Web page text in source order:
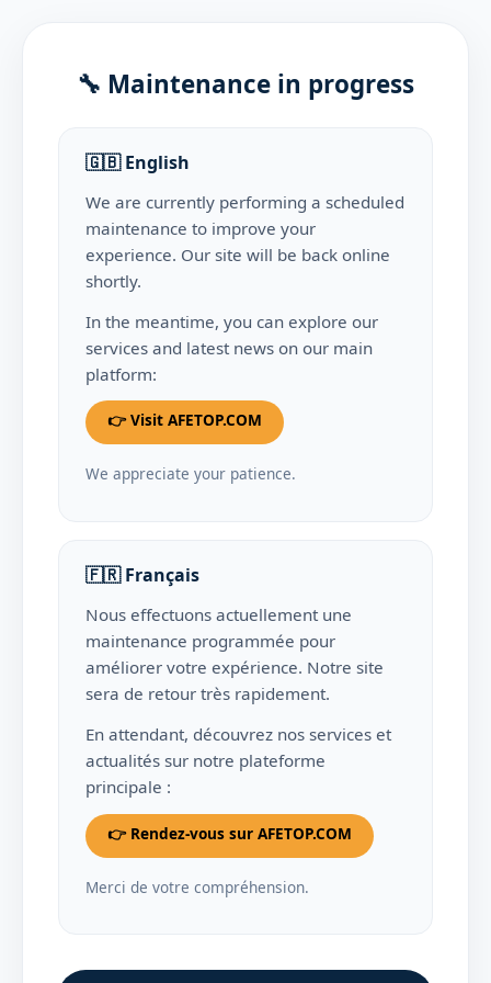
🔧 Maintenance in progress
🇬🇧 English
We are currently performing a scheduled
maintenance to improve your
experience. Our site will be back online
shortly.
In the meantime, you can explore our
services and latest news on our main
platform:
👉 Visit AFETOP.COM
We appreciate your patience.
🇫🇷 Français
Nous effectuons actuellement une
maintenance programmée pour
améliorer votre expérience. Notre site
sera de retour très rapidement.
En attendant, découvrez nos services et
actualités sur notre plateforme
principale :
👉 Rendez‑vous sur AFETOP.COM
Merci de votre compréhension.